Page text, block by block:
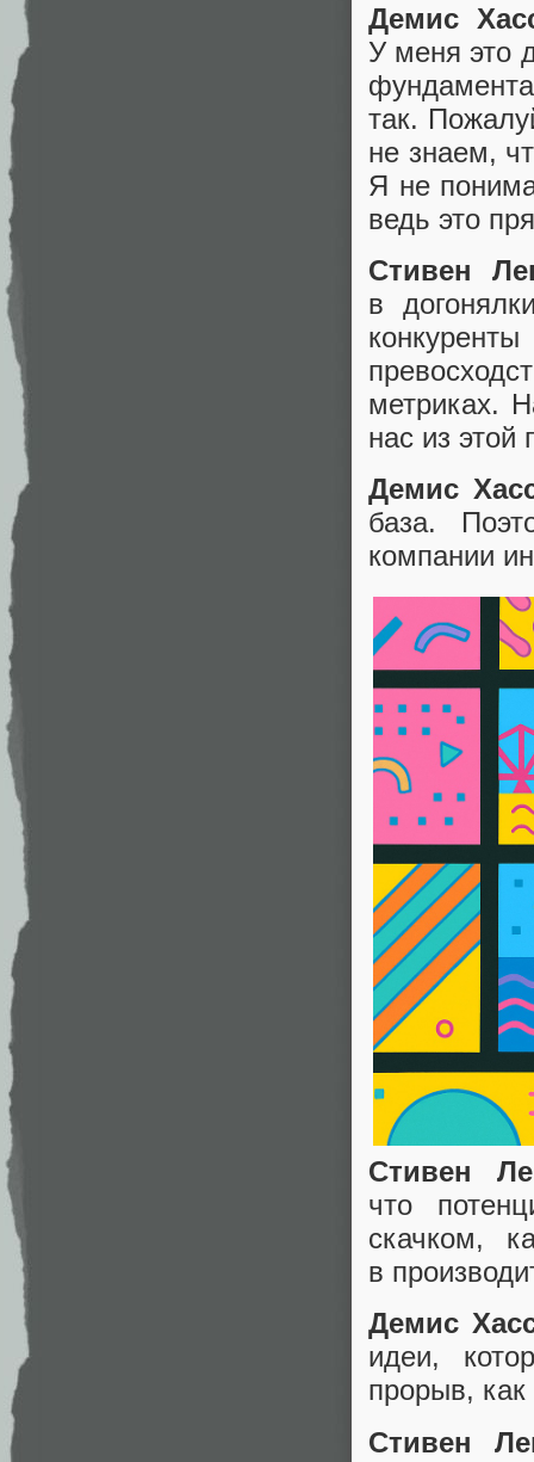
Демис
У меня это
так.
не знаем,
Я не
ведь это
Стивен
в
метриках.
нас из этой
Демис
база.
компании
Стивен
что
скачком,
в
Демис
идеи,
прорыв,
Стивен